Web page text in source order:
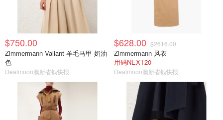
$750.00
Zimmermann Valiant 羊毛马甲 奶油
色
Dealmoon澳新省钱快报
$628.00 $2616.00
Zimmermann 风衣
用码NEXT20
Dealmoon澳新省钱快报